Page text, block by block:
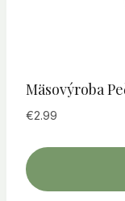
Mäsovýroba
€2.99